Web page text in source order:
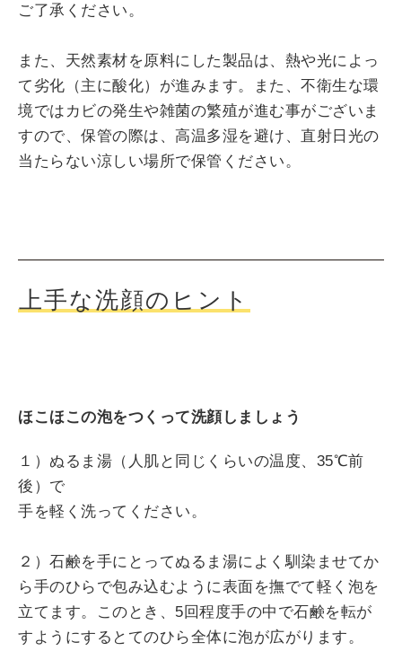
ご了承ください。
また、天然素材を原料にした製品は、熱や光によっ
て劣化（主に酸化）が進みます。また、不衛生な環
境ではカビの発生や雑菌の繁殖が進む事がございま
すので、保管の際は、高温多湿を避け、直射日光の
当たらない涼しい場所で保管ください。
上手な洗顔のヒント
ほこほこの泡をつくって洗顔しましょう
１）ぬるま湯（人肌と同じくらいの温度、35℃前
後）で
手を軽く洗ってください。
２）石鹸を手にとってぬるま湯によく馴染ませてか
ら手のひらで包み込むように表面を撫でて軽く泡を
立てます。このとき、5回程度手の中で石鹸を転が
すようにするとてのひら全体に泡が広がります。